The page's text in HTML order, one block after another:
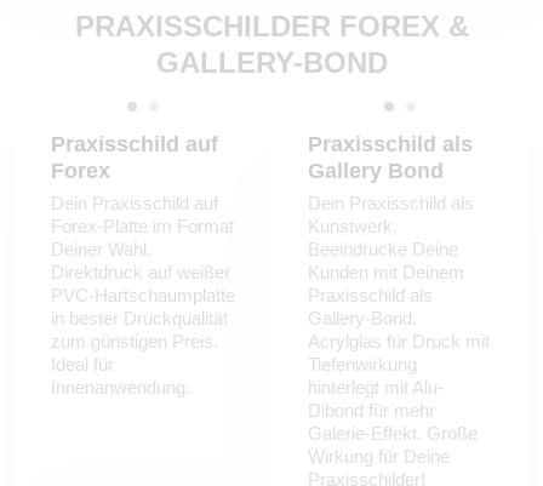
PRAXISSCHILDER FOREX &
GALLERY-BOND
Praxisschild auf
Forex
Dein Praxisschild auf
Forex-Platte im Format
Deiner Wahl.
Direktdruck auf weißer
PVC-Hartschaumplatte
in bester Druckqualität
zum günstigen Preis.
Ideal für
Innenanwendung.
Praxisschild als
Gallery Bond
Dein Praxisschild als
Kunstwerk.
Beeindrucke Deine
Kunden mit Deinem
Praxisschild als
Gallery-Bond.
Acrylglas für Druck mit
Tiefenwirkung
hinterlegt mit Alu-
Dibond für mehr
Galerie-Effekt. Große
Wirkung für Deine
Praxisschilder!